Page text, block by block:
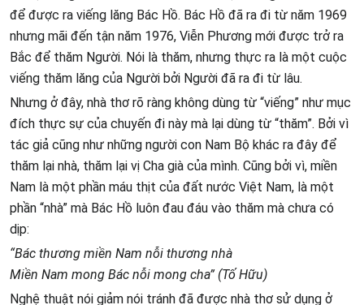
để được ra viếng lăng Bác Hồ. Bác Hồ đã ra đi từ năm 1969
nhưng mãi đến tận năm 1976, Viễn Phương mới được trở ra
Bắc để thăm Người. Nói là thăm, nhưng thực ra là một cuộc
viếng thăm lăng của Người bởi Người đã ra đi từ lâu.
Nhưng ở đây, nhà thơ rõ ràng không dùng từ “viếng” như mục
đích thực sự của chuyến đi này mà lại dùng từ “thăm”. Bởi vì
tác giả cũng như những người con Nam Bộ khác ra đây để
thăm lại nhà, thăm lại vị Cha già của mình. Cũng bởi vì, miền
Nam là một phần máu thịt của đất nước Việt Nam, là một
phần “nhà” mà Bác Hồ luôn đau đáu vào thăm mà chưa có
dịp:
“Bác thương miền Nam nỗi thương nhà
Miền Nam mong Bác nỗi mong cha” (Tố Hữu)
Nghệ thuật nói giảm nói tránh đã được nhà thơ sử dụng ở